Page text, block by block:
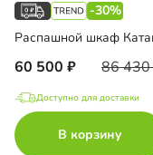
-30%
Распашной шкаф
60 500 86 430
Доступно для доставки
В корзину